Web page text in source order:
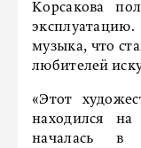
Корсакова
музыка, что
любителей
«Этот
находился на
началась в